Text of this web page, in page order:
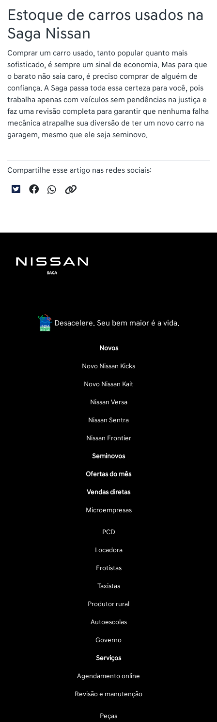
Estoque de carros usados na
Saga Nissan
Comprar um carro usado, tanto popular quanto mais
sofisticado, é sempre um sinal de economia. Mas para que
o barato não saia caro, é preciso comprar de alguém de
confiança. A Saga passa toda essa certeza para você, pois
trabalha apenas com veículos sem pendências na justiça e
faz uma revisão completa para garantir que nenhuma falha
mecânica atrapalhe sua diversão de ter um novo carro na
garagem, mesmo que ele seja seminovo.
Compartilhe esse artigo nas redes sociais:
Desacelere. Seu bem maior é a vida.
Novos
Novo Nissan Kicks
Novo Nissan Kait
Nissan Versa
Nissan Sentra
Nissan Frontier
Seminovos
Ofertas do mês
Vendas diretas
Microempresas
PCD
Locadora
Frotistas
Taxistas
Produtor rural
Autoescolas
Governo
Serviços
Agendamento online
Revisão e manutenção
Peças